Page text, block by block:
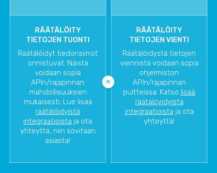
RÄÄTÄLÖITY
TIETOJEN TUONTI
Räätälöidyt tiedonsiirrot
onnistuvat. Näistä
voidaan sopia
APIn/rajapinnan
mahdollisuuksien
mukaisesti. Lue lisää
räätälöidyistä
integraatioista ja ota
yhteyttä, niin sovitaan
asiasta!
RÄÄTÄLÖITY
TIETOJEN VIENTI
Räätälöidystä tietojen
viennistä voidaan sopia
ohjelmiston
APIn/rajapinnan
puitteissa. Katso lisää
räätälöyidyistä
integraatioista ja ota
yhteyttä!